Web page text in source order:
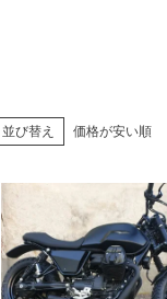
並び替え 価格が安い順